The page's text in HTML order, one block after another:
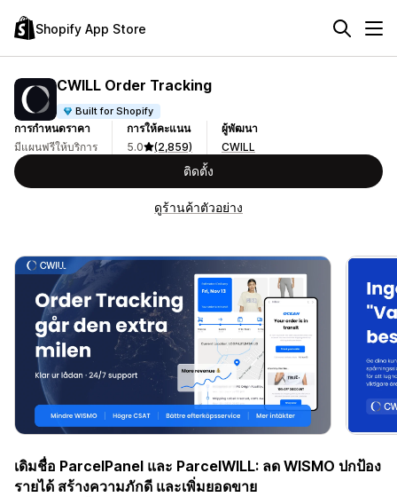
Shopify App Store
CWILL Order Tracking
Built for Shopify
การกำหนดราคา
มีแผนฟรีให้บริการ
การให้คะแนน
5.0
(2,859)
ผู้พัฒนา
CWILL
ติดตั้ง
ดูร้านค้าตัวอย่าง
เดิมชื่อ ParcelPanel และ ParcelWILL: ลด WISMO ปกป้อง
รายได้ สร้างความภักดี และเพิ่มยอดขาย